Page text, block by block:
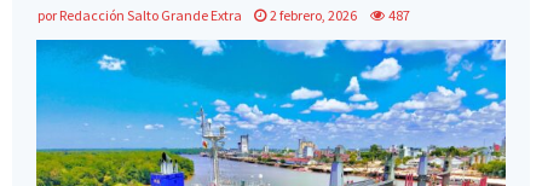
por Redacción Salto Grande Extra 2 febrero, 2026 487